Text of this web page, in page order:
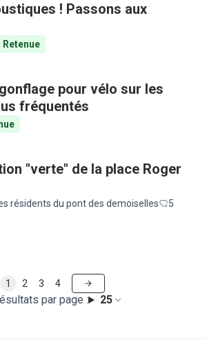
! Passons aux
Retenue
pour vélo sur les
fréquentés
"verte" de la place Roger
résidents du pont des demoiselles
5
par page : 25
1 2 3 4